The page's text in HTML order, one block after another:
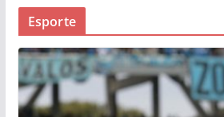
Esporte